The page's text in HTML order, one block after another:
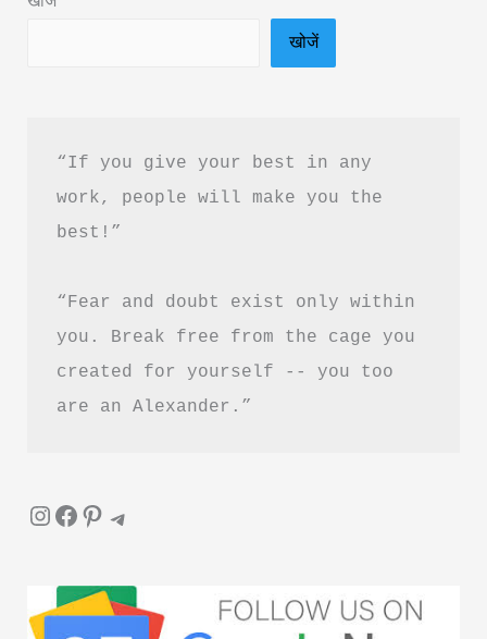
संघर्ष
खोजें
“If you give your best in any
work, people will make you the
best!”
“Fear and doubt exist only within
you. Break free from the cage you
created for yourself -- you too
are an Alexander.”
InstagramFacebook Pinterest Telegram